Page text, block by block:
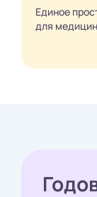
Единое
для